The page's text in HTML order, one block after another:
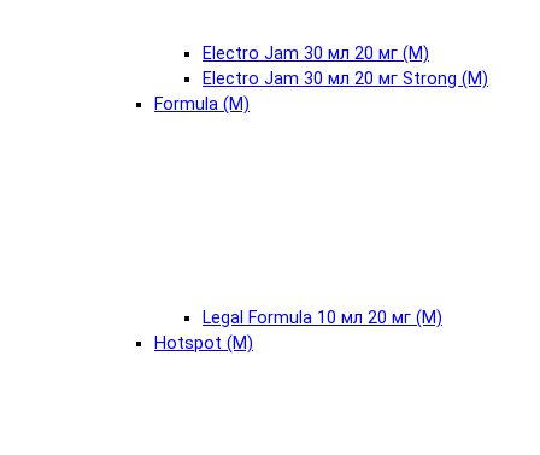
Electro Jam 30 мл 20 мг (М)
Electro Jam 30 мл 20 мг Strong (М)
Formula (М)
Legal Formula 10 мл 20 мг (М)
Hotspot (М)